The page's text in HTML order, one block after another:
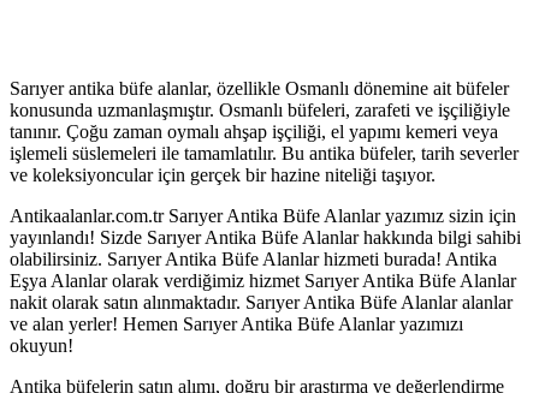
Sarıyer antika büfe alanlar, özellikle Osmanlı dönemine ait büfeler
konusunda uzmanlaşmıştır. Osmanlı büfeleri, zarafeti ve işçiliğiyle
tanınır. Çoğu zaman oymalı ahşap işçiliği, el yapımı kemeri veya
işlemeli süslemeleri ile tamamlatılır. Bu antika büfeler, tarih severler
ve koleksiyoncular için gerçek bir hazine niteliği taşıyor.
Antikaalanlar.com.tr Sarıyer Antika Büfe Alanlar yazımız sizin için
yayınlandı! Sizde Sarıyer Antika Büfe Alanlar hakkında bilgi sahibi
olabilirsiniz. Sarıyer Antika Büfe Alanlar hizmeti burada! Antika
Eşya Alanlar olarak verdiğimiz hizmet Sarıyer Antika Büfe Alanlar
nakit olarak satın alınmaktadır. Sarıyer Antika Büfe Alanlar alanlar
ve alan yerler! Hemen Sarıyer Antika Büfe Alanlar yazımızı
okuyun!
Antika büfelerin satın alımı, doğru bir araştırma ve değerlendirme